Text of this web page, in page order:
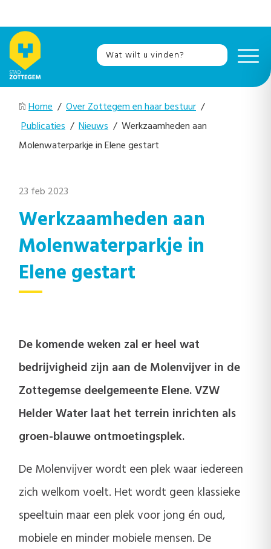
Home / Over Zottegem en haar bestuur /
Publicaties / Nieuws / Werkzaamheden aan
Molenwaterparkje in Elene gestart
23 feb 2023
Werkzaamheden aan
Molenwaterparkje in
Elene gestart
De komende weken zal er heel wat
bedrijvigheid zijn aan de Molenvijver in de
Zottegemse deelgemeente Elene. VZW
Helder Water laat het terrein inrichten als
groen-blauwe ontmoetingsplek.
De Molenvijver wordt een plek waar iedereen
zich welkom voelt. Het wordt geen klassieke
speeltuin maar een plek voor jong én oud,
mobiele en minder mobiele mensen. De